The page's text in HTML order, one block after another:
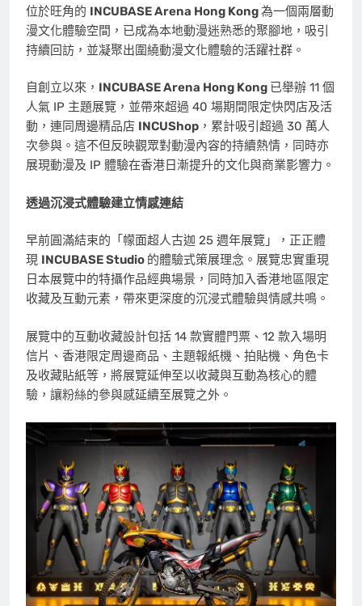
位於旺角的 INCUBASE Arena Hong Kong為一個兩層動
漫文化體驗空間，已成為本地動漫迷熟悉的聚腳地，吸引
持續回訪，並凝聚出圍繞動漫文化體驗的活躍社群。
自創立以來， INCUBASE Arena Hong Kong 已舉辦 11 個
人氣 IP 主題展覽，並帶來超過 40 場期間限定快閃店及活
動，連同周邊精品店 INCUShop ，累計吸引超過 30 萬人
次參與。這不但反映觀眾對動漫內容的持續熱情，同時亦
展現動漫及 IP 體驗在香港日漸提升的文化與商業影響力。
透過沉浸式體驗建立情感連結
早前圓滿結束的「幪面超人古迦 25 週年展覽」，正正體
現 INCUBASE Studio 的體驗式策展理念。展覽忠實重現
日本展覽中的特攝作品經典場景，同時加入香港地區限定
收藏及互動元素，帶來更深度的沉浸式體驗與情感共鳴。
展覽中的互動收藏設計包括 14 款實體門票、12 款入場明
信片、香港限定周邊商品、主題報紙機、拍貼機、角色卡
及收藏貼紙等，將展覽延伸至以收藏與互動為核心的體
驗，讓粉絲的參與感延續至展覽之外。